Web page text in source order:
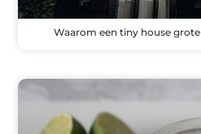
Waarom een tiny house